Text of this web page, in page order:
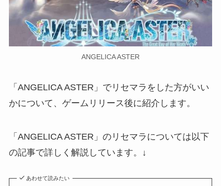
ANGELICA ASTER
「ANGELICA ASTER」でリセマラをした方がいい
かについて、ゲームリリース後に紹介します。
「ANGELICA ASTER」のリセマラについては以下
の記事で詳しく解説しています。↓
あわせて読みたい